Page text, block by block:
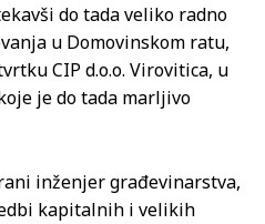
do tada veliko radno
u Domovinskom ratu,
CIP d.o.o. Virovitica, u
je do tada marljivo
inženjer građevinarstva,
kapitalnih i velikih